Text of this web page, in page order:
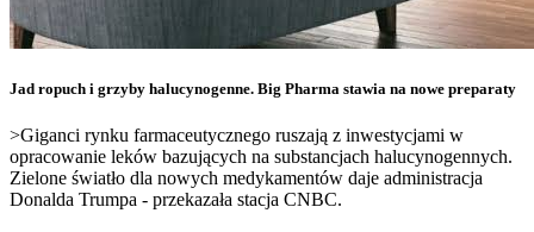
Jad ropuch i grzyby halucynogenne. Big Pharma stawia na nowe preparaty
>Giganci rynku farmaceutycznego ruszają z inwestycjami w
opracowanie leków bazujących na substancjach halucynogennych.
Zielone światło dla nowych medykamentów daje administracja
Donalda Trumpa - przekazała stacja CNBC.